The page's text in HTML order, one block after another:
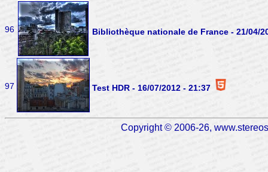
96 Bibliothèque nationale de France - 21/04/
97 Test HDR - 16/07/2012 - 21:37
Copyright © 2006-26,